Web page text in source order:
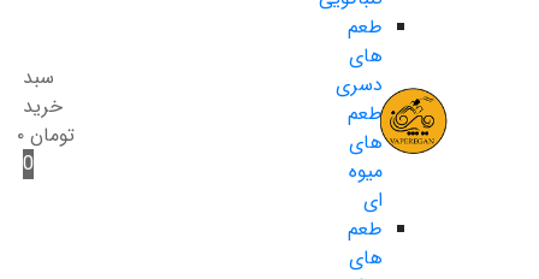
طعم
های
دسری
طعم
های
میوه
ای
طعم
های
سبد
خرید
تومان ۰
0